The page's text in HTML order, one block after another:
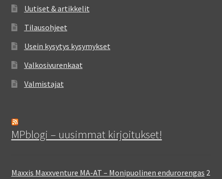
Uutiset & artikkelit
Tilausohjeet
Usein kysytys kysymykset
Valkosivurenkaat
Valmistajat
MPblogi – uusimmat kirjoitukset!
Maxxis Maxxventure MA-AT – Monipuolinen endurorengas 2